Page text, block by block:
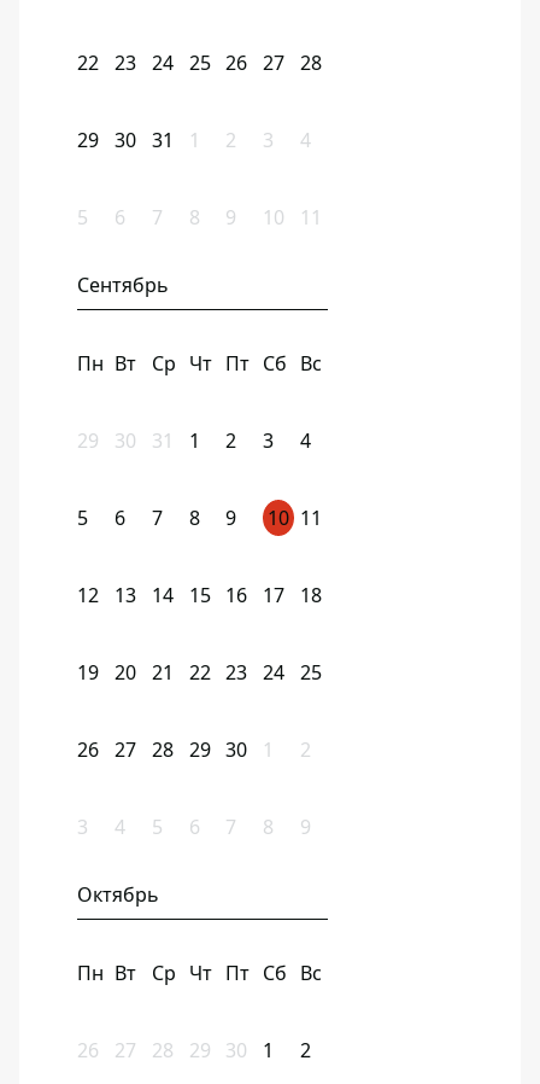
22 23 24 25 26 27 28
29 30 31 1 2 3 4
5 6 7 8 9 10 11
Сентябрь
Пн Вт Ср Чт Пт Сб Вс
29 30 31 1 2 3 4
5 6 7 8 9 10 11
12 13 14 15 16 17 18
19 20 21 22 23 24 25
26 27 28 29 30 1 2
3 4 5 6 7 8 9
Октябрь
Пн Вт Ср Чт Пт Сб Вс
26 27 28 29 30 1 2